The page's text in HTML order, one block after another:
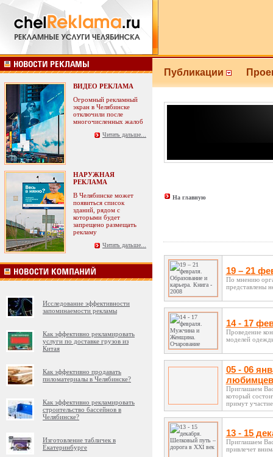
ВИДЕО РЕКЛАМА
Огромный рекламный
экран в Челябинске
отключили после
многочисленных жалоб
Читать дальше...
НАРУЖНАЯ
РЕКЛАМА
В Челябинске может
появиться список
зданий, рядом с
которыми будет
запрещено размещать
рекламу
Читать дальше...
Исследование эффективности
запоминаемости рекламы
Как эффективно рекламировать
услуги по доставке грузов из
Китая
Как эффективно продавать
пиломатериалы в Челябинске?
Как эффективно рекламировать
строительство бассейнов в
Челябинске?
Изготовление табличек в
Екатеринбурге
Публикации
На главную
19 – 21
По мнению
представлены
14 - 17
Проведение
моделей
05 - 06
любимцев
Приглашаем
который
примут
13 - 15
Приглашаем
привлечет